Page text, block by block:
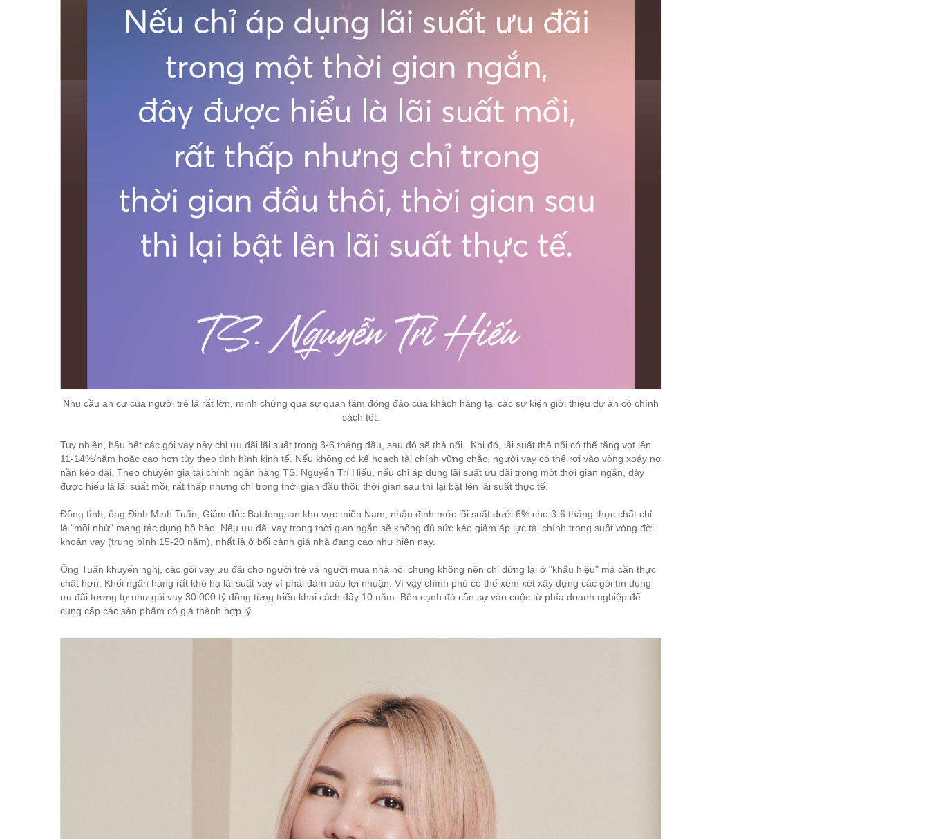
Nhu cầu an cư của người trẻ là rất lớn, minh chứng qua sự quan tâm đông đảo của khách hàng tại các sự kiện giới thiệu dự án có chính
sách tốt.
Tuy nhiên, hầu hết các gói vay này chỉ ưu đãi lãi suất trong 3-6 tháng đầu, sau đó sẽ thả nổi...Khi đó, lãi suất thả nổi có thể tăng vọt lên
11-14%/năm hoặc cao hơn tùy theo tình hình kinh tế. Nếu không có kế hoạch tài chính vững chắc, người vay có thể rơi vào vòng xoáy nợ
nần kéo dài. Theo chuyên gia tài chính ngân hàng TS. Nguyễn Trí Hiếu, nếu chỉ áp dụng lãi suất ưu đãi trong một thời gian ngắn, đây
được hiểu là lãi suất mồi, rất thấp nhưng chỉ trong thời gian đầu thôi, thời gian sau thì lại bật lên lãi suất thực tế.
Đồng tình, ông Đinh Minh Tuấn, Giám đốc Batdongsan khu vực miền Nam, nhận định mức lãi suất dưới 6% cho 3-6 tháng thực chất chỉ
là "mồi nhử" mang tác dụng hô hào. Nếu ưu đãi vay trong thời gian ngắn sẽ không đủ sức kéo giảm áp lực tài chính trong suốt vòng đời
khoản vay (trung bình 15-20 năm), nhất là ở bối cảnh giá nhà đang cao như hiện nay.
Ông Tuấn khuyến nghị, các gói vay ưu đãi cho người trẻ và người mua nhà nói chung không nên chỉ dừng lại ở "khẩu hiệu" mà cần thực
chất hơn. Khối ngân hàng rất khó hạ lãi suất vay vì phải đảm bảo lợi nhuận. Vì vậy chính phủ có thể xem xét xây dựng các gói tín dụng
ưu đãi tương tự như gói vay 30.000 tỷ đồng từng triển khai cách đây 10 năm. Bên cạnh đó cần sự vào cuộc từ phía doanh nghiệp để
cung cấp các sản phẩm có giá thành hợp lý.